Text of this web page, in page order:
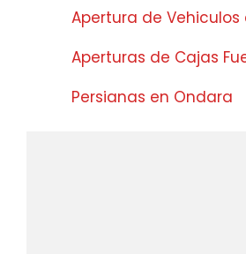
Apertura de Vehiculos
Aperturas de Cajas
Persianas en Ondara